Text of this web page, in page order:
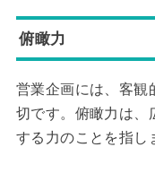
俯瞰力
営業企画には、客観
切です。俯瞰力は、
する力のことを指し